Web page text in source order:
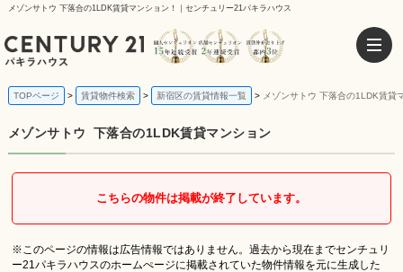
メゾンサトウ 下落合の1LDK賃貸マンション！｜センチュリー21パキラハウス
TOPページ 賃貸物件検索 新宿区の賃貸情報一覧 メゾンサトウ 下落合の1LDK賃貸
メゾンサトウ 下落合の1LDK賃貸マンション
こちらの物件は掲載が終了しています。
※このページの情報は広告情報ではありません。過去から現在までセンチュリ
ー21パキラハウスのホームぺージに掲載されていた物件情報を元に生成した